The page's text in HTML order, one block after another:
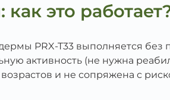
это
PRX-T33 выполняется
активность (не нужна
и не сопряжена с